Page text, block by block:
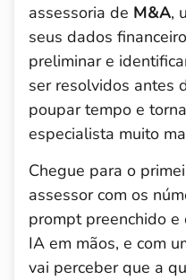
assessoria de M&A,
seus dados
preliminar e
ser resolvidos antes
poupar tempo e
especialista muito
Chegue para o
assessor com os
prompt preenchido
IA em mãos, e com
vai perceber que a